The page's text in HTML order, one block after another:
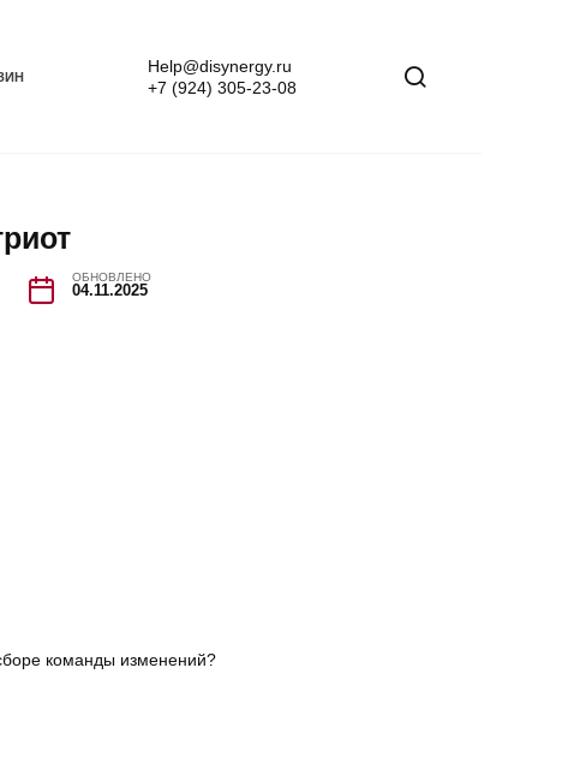
Help@disynergy.ru
+7 (924) 305-23-08
ОБНОВЛЕНО
04.11.2025
команды изменений?